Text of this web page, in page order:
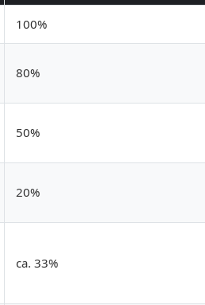
100%
80%
50%
20%
ca. 33%